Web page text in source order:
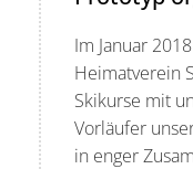
Im Januar
Heimatverein
Skikurse mit
Vorläufer
in enger